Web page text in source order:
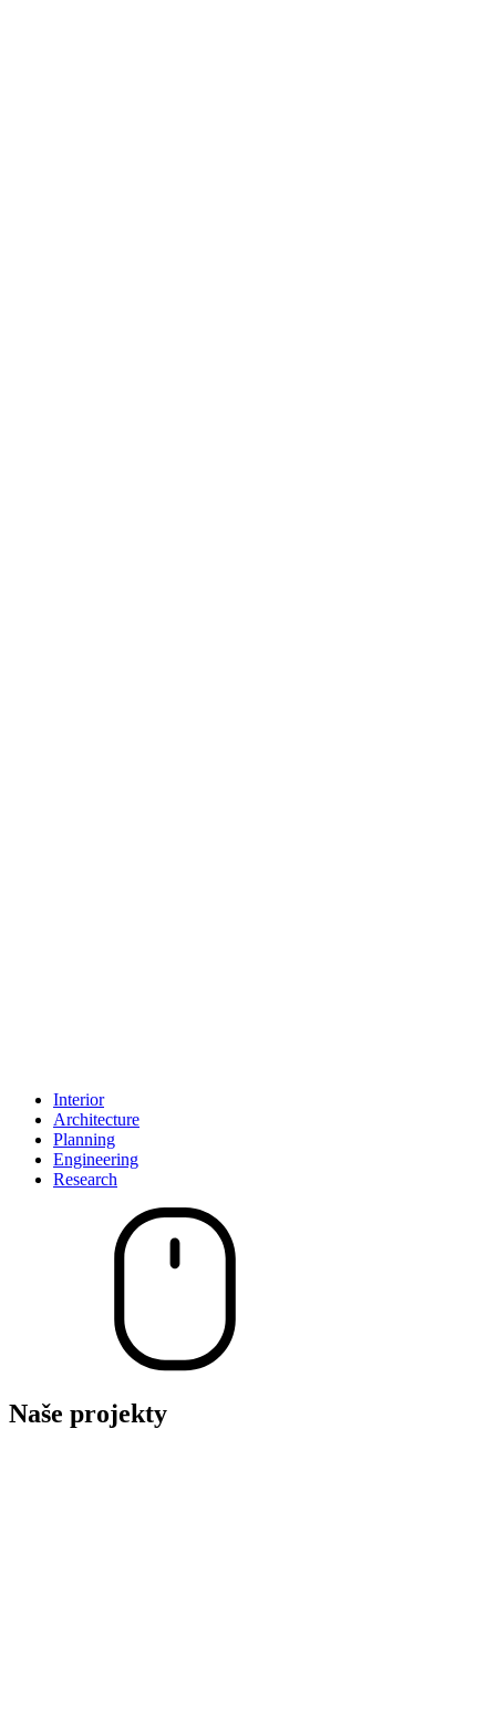
Interior
Architecture
Planning
Engineering
Research
Naše projekty